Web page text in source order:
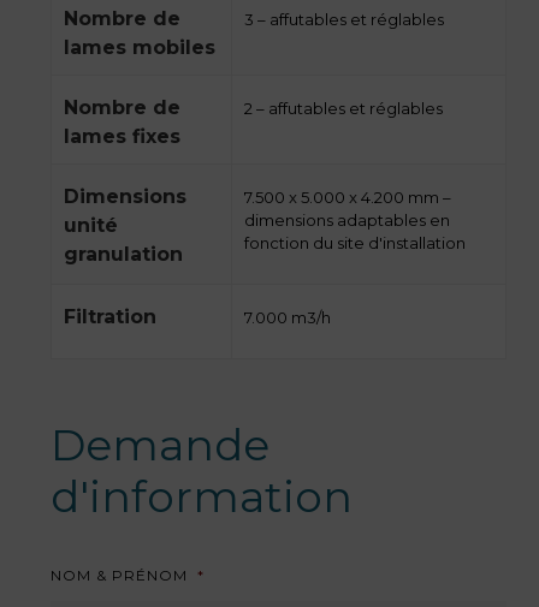
Nombre de
lames mobiles
3 – affutables et réglables
Nombre de
lames fixes
2 – affutables et réglables
Dimensions
unité
granulation
7.500 x 5.000 x 4.200 mm –
dimensions adaptables en
fonction du site d'installation
Filtration 7.000 m3/h
Demande
d'information
NOM & PRÉNOM *